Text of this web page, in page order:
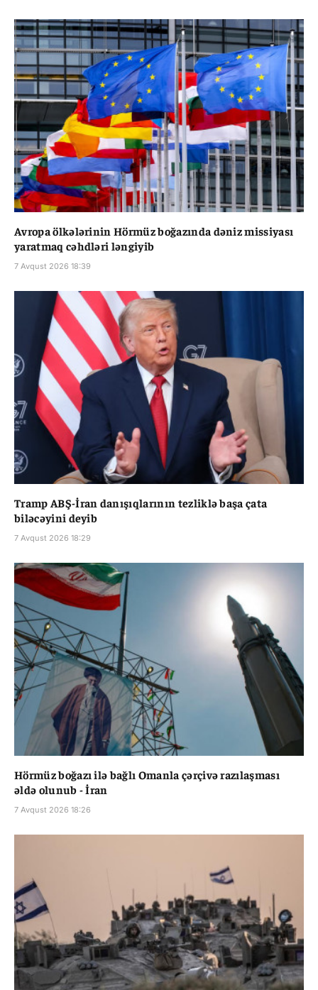
Avropa ölkələrinin Hörmüz boğazında dəniz missiyası
yaratmaq cəhdləri ləngiyib
7 Avqust 2026 18:39
Tramp ABŞ-İran danışıqlarının tezliklə başa çata
biləcəyini deyib
7 Avqust 2026 18:29
Hörmüz boğazı ilə bağlı Omanla çərçivə razılaşması
əldə olunub - İran
7 Avqust 2026 18:26